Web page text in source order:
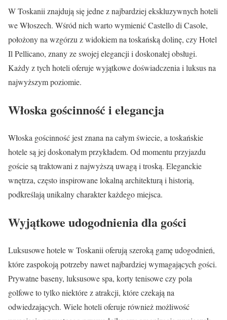
W Toskanii znajdują się jedne z najbardziej ekskluzywnych hoteli
we Włoszech. Wśród nich warto wymienić Castello di Casole,
położony na wzgórzu z widokiem na toskańską dolinę, czy Hotel
Il Pellicano, znany ze swojej elegancji i doskonałej obsługi.
Każdy z tych hoteli oferuje wyjątkowe doświadczenia i luksus na
najwyższym poziomie.
Włoska gościnność i elegancja
Włoska gościnność jest znana na całym świecie, a toskańskie
hotele są jej doskonałym przykładem. Od momentu przyjazdu
goście są traktowani z najwyższą uwagą i troską. Eleganckie
wnętrza, często inspirowane lokalną architekturą i historią,
podkreślają unikalny charakter każdego miejsca.
Wyjątkowe udogodnienia dla gości
Luksusowe hotele w Toskanii oferują szeroką gamę udogodnień,
które zaspokoją potrzeby nawet najbardziej wymagających gości.
Prywatne baseny, luksusowe spa, korty tenisowe czy pola
golfowe to tylko niektóre z atrakcji, które czekają na
odwiedzających. Wiele hoteli oferuje również możliwość